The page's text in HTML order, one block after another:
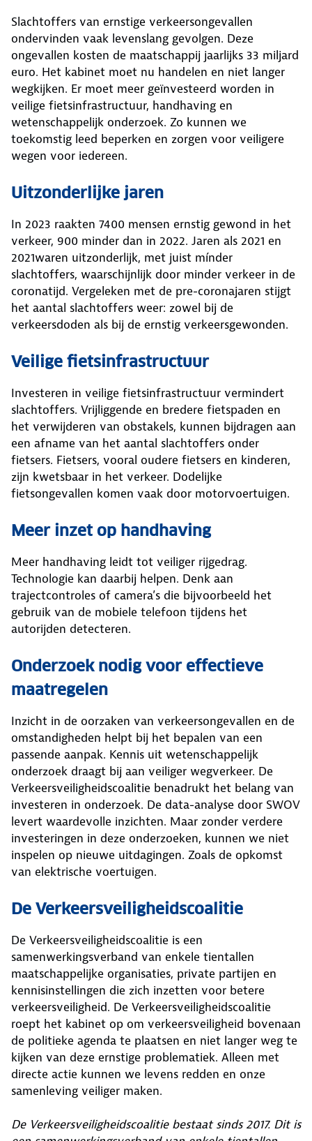
Slachtoffers van ernstige verkeersongevallen
ondervinden vaak levenslang gevolgen. Deze
ongevallen kosten de maatschappij jaarlijks 33 miljard
euro. Het kabinet moet nu handelen en niet langer
wegkijken. Er moet meer geïnvesteerd worden in
veilige fietsinfrastructuur, handhaving en
wetenschappelijk onderzoek. Zo kunnen we
toekomstig leed beperken en zorgen voor veiligere
wegen voor iedereen.
Uitzonderlijke jaren
In 2023 raakten 7400 mensen ernstig gewond in het
verkeer, 900 minder dan in 2022. Jaren als 2021 en
2021waren uitzonderlijk, met juist mínder
slachtoffers, waarschijnlijk door minder verkeer in de
coronatijd. Vergeleken met de pre-coronajaren stijgt
het aantal slachtoffers weer: zowel bij de
verkeersdoden als bij de ernstig verkeersgewonden.
Veilige fietsinfrastructuur
Investeren in veilige fietsinfrastructuur vermindert
slachtoffers. Vrijliggende en bredere fietspaden en
het verwijderen van obstakels, kunnen bijdragen aan
een afname van het aantal slachtoffers onder
fietsers. Fietsers, vooral oudere fietsers en kinderen,
zijn kwetsbaar in het verkeer. Dodelijke
fietsongevallen komen vaak door motorvoertuigen.
Meer inzet op handhaving
Meer handhaving leidt tot veiliger rijgedrag.
Technologie kan daarbij helpen. Denk aan
trajectcontroles of camera’s die bijvoorbeeld het
gebruik van de mobiele telefoon tijdens het
autorijden detecteren.
Onderzoek nodig voor effectieve
maatregelen
Inzicht in de oorzaken van verkeersongevallen en de
omstandigheden helpt bij het bepalen van een
passende aanpak. Kennis uit wetenschappelijk
onderzoek draagt bij aan veiliger wegverkeer. De
Verkeersveiligheidscoalitie benadrukt het belang van
investeren in onderzoek. De data-analyse door SWOV
levert waardevolle inzichten. Maar zonder verdere
investeringen in deze onderzoeken, kunnen we niet
inspelen op nieuwe uitdagingen. Zoals de opkomst
van elektrische voertuigen.
De Verkeersveiligheidscoalitie
De Verkeersveiligheidscoalitie is een
samenwerkingsverband van enkele tientallen
maatschappelijke organisaties, private partijen en
kennisinstellingen die zich inzetten voor betere
verkeersveiligheid. De Verkeersveiligheidscoalitie
roept het kabinet op om verkeersveiligheid bovenaan
de politieke agenda te plaatsen en niet langer weg te
kijken van deze ernstige problematiek. Alleen met
directe actie kunnen we levens redden en onze
samenleving veiliger maken.
De Verkeersveiligheidscoalitie bestaat sinds 2017. Dit is